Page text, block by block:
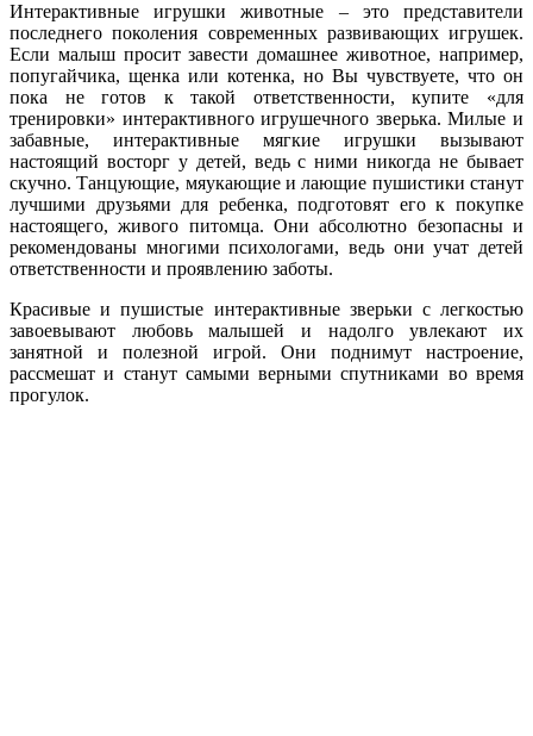
Интерактивные игрушки животные – это представители
последнего поколения современных развивающих игрушек.
Если малыш просит завести домашнее животное, например,
попугайчика, щенка или котенка, но Вы чувствуете, что он
пока не готов к такой ответственности, купите «для
тренировки» интерактивного игрушечного зверька. Милые и
забавные, интерактивные мягкие игрушки вызывают
настоящий восторг у детей, ведь с ними никогда не бывает
скучно. Танцующие, мяукающие и лающие пушистики станут
лучшими друзьями для ребенка, подготовят его к покупке
настоящего, живого питомца. Они абсолютно безопасны и
рекомендованы многими психологами, ведь они учат детей
ответственности и проявлению заботы.
Красивые и пушистые интерактивные зверьки с легкостью
завоевывают любовь малышей и надолго увлекают их
занятной и полезной игрой. Они поднимут настроение,
рассмешат и станут самыми верными спутниками во время
прогулок.